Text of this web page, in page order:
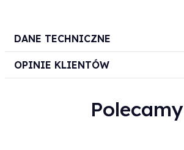
DANE TECHNICZNE
OPINIE KLIENTÓW
Polecamy